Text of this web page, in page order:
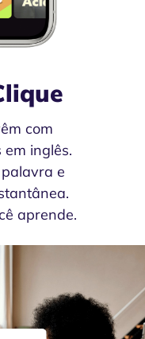
com
em inglês.
e
aprende.